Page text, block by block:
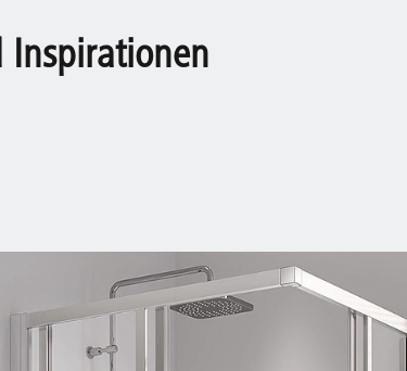
Inspirationen